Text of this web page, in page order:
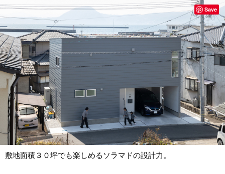
敷地面積３０坪でも楽しめるソラマドの設計力。
Save